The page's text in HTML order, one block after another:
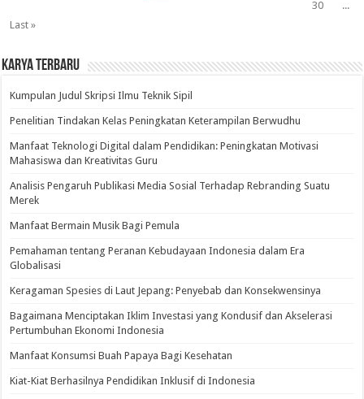
30
...
Last »
Karya Terbaru
Kumpulan Judul Skripsi Ilmu Teknik Sipil
Penelitian Tindakan Kelas Peningkatan Keterampilan Berwudhu
Manfaat Teknologi Digital dalam Pendidikan: Peningkatan Motivasi
Mahasiswa dan Kreativitas Guru
Analisis Pengaruh Publikasi Media Sosial Terhadap Rebranding Suatu
Merek
Manfaat Bermain Musik Bagi Pemula
Pemahaman tentang Peranan Kebudayaan Indonesia dalam Era
Globalisasi
Keragaman Spesies di Laut Jepang: Penyebab dan Konsekwensinya
Bagaimana Menciptakan Iklim Investasi yang Kondusif dan Akselerasi
Pertumbuhan Ekonomi Indonesia
Manfaat Konsumsi Buah Papaya Bagi Kesehatan
Kiat-Kiat Berhasilnya Pendidikan Inklusif di Indonesia